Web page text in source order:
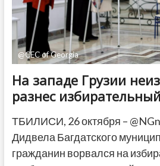
@CEC of Georgia
На западе Грузии
разнес
ТБИЛИСИ, 26 октября –
Дидвела Багдатского
гражданин ворвался на